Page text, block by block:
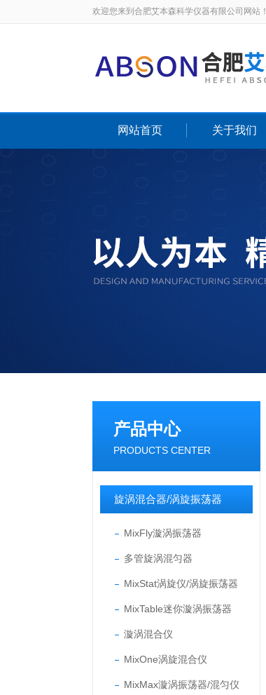
欢迎您来到合肥艾本森科学仪器有限公司网站！
网站首页 关于我们
产品中心
PRODUCTS CENTER
旋涡混合器/涡旋振荡器
MixFly漩涡振荡器
多管旋涡混匀器
MixStat涡旋仪/涡旋振荡器
MixTable迷你漩涡振荡器
漩涡混合仪
MixOne涡旋混合仪
MixMax漩涡振荡器/混匀仪